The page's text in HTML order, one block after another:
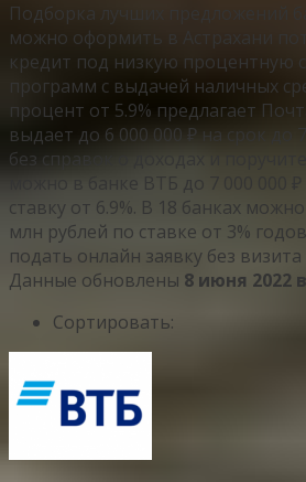
Подборка лучших предложений
можно оформить в Астрахани
кредит под низкую процентную
программ с выдачей наличных
процент от 5.9% предлагает
выдает до 6 000 000 ₽ на срок до
без справок о доходах и
можно в банке ВТБ до 7 000 000
ставку от 6.9%. В 18 банках
млн рублей по ставке от 3%
подать онлайн заявку без визита
Данные обновлены 8 июня 2022 в
Сортировать: